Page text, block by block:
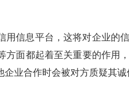
用信息平台，这将对企业的
方面都起着至关重要的作用
业合作时会被对方质疑其诚